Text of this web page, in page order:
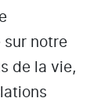
notre
de la vie,